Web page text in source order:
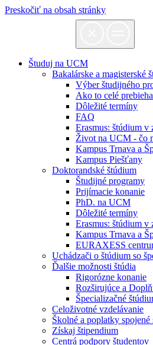
Preskočiť na obsah stránky
Študuj na UCM
Bakalárske a magisterské
Výber študijného
Ako to celé
Dôležité termíny
FAQ
Erasmus: štúdium v
Život na UCM - čo
Kampus Trnava a
Kampus Piešťany
Doktorandské štúdium
Študijné programy
Prijímacie konanie
PhD. na UCM
Dôležité termíny
Erasmus: štúdium v
Kampus Trnava a
EURAXESS
Uchádzači o štúdium so
Ďalšie možnosti štúdia
Rigorózne konanie
Rozširujúce a
Špecializačné
Celoživotné vzdelávanie
Školné a poplatky spojené
Získaj štipendium
Centrá podpory študentov